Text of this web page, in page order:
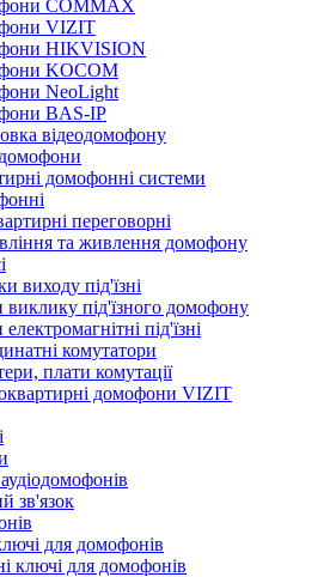
COMMAX
VIZIT
HIKVISION
KOCOM
NeoLight
BAS-IP
відеодомофону
домофонні системи
переговорні
та живлення домофону
виходу під'їзні
виклику під'їзного домофону
під'їзні
комутатори
плати комутації
домофони VIZIT
зв'язок
для домофонів
ключі для домофонів